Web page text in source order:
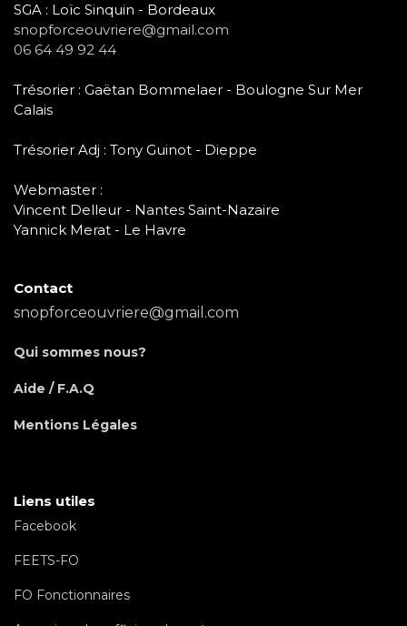
SGA : Loïc Sinquin - Bordeaux
snopforceouvriere@gmail.com
06 64 49 92 44
Trésorier : Gaëtan Bommelaer - Boulogne Sur Mer
Calais
Trésorier Adj : Tony Guinot - Dieppe
Webmaster :
Vincent Delleur - Nantes Saint-Nazaire
Yannick Merat - Le Havre
Contact
snopforceouvriere@gmail.com
Qui sommes nous?
Aide / F.A.Q
Mentions Légales
Liens utiles
Facebook
FEETS-FO
FO Fonctionnaires